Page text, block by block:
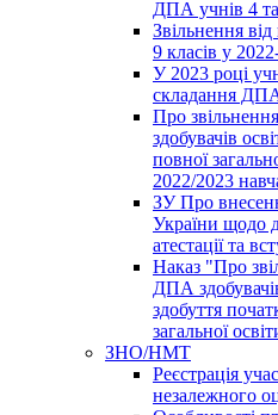
ДПА учнів 4 та
Звільнення
9 класів у
У 2023 році
складання
Про
здобувачів
повної
2022/2023
ЗУ Про
України щодо
атестації та
Наказ "Про
ДПА
здобуття
загальної
ЗНО/НМТ
Реєстрація
незалежного